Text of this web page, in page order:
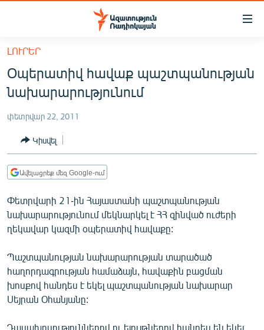
Մատչելիության
հիմնական
բովանդակությանը
Անցնել
հիմնական
մենյուին
ՀԱՅԱՍՏԱՆ
ՔԱՂԱՔԱԿԱՆ
ԸՆՏՐՈՒԹՅՈՒՆՆԵՐ 2026
ԻՐԱՎՈՒՆՔ
ՀԱՍԱՐԱԿՈՒԹՅՈՒՆ
ՂԱՐԱԲԱՂ
ՊԱՏԵՐԱԶՄԻ 6 ՇԱԲԱԹՆԵՐԸ
ՏԱՐԱԾԱՇՐՋԱՆ
ՄԻՋԱԶԳԱՅԻՆ
ՄՇԱԿՈՒՅԹ
ԼՈՒՐԵՐ
Օպերատիվ հավաք պաշտպանության
նախարարությունում
փետրվար 22, 2011
Կիսվել
Ավելացրեք մեզ Google-ում
Փետրվարի 21-ին Հայաստանի պաշտպանության
նախարարությունում մեկնարկել է ՀՀ զինված ուժերի
ղեկավար կազմի օպերատիվ հավաքը:
Պաշտպանության նախարարության տարածած
հաղորդագրության համաձայն, հավաքին բացման
խոսքով հանդես է եկել պաշտպանության նախարար
Սեյրան Օհանյանը:
Դասախոսություններով ու ելույթներով հանդես են եկել